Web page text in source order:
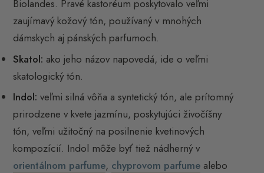
Biolandes. Pravé kastoréum poskytovalo veľmi
zaujímavý kožový tón, používaný v mnohých
dámskych aj pánských parfumoch.
Skatol: ako jeho názov napovedá, ide o veľmi
skatologický tón.
Indol: veľmi silná vôňa a syntetický tón, ale prítomný
prirodzene v kvete jazmínu, poskytujúci živočíšny
tón, veľmi užitočný na posilnenie kvetinových
kompozícií. Indol môže byť tiež nádherný v
orientálnom parfume, chyprovom parfume alebo